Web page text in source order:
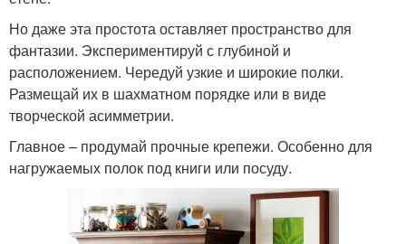
Но даже эта простота оставляет пространство для
фантазии. Экспериментируй с глубиной и
расположением. Чередуй узкие и широкие полки.
Размещай их в шахматном порядке или в виде
творческой асимметрии.
Главное – продумай прочные крепежи. Особенно для
нагружаемых полок под книги или посуду.